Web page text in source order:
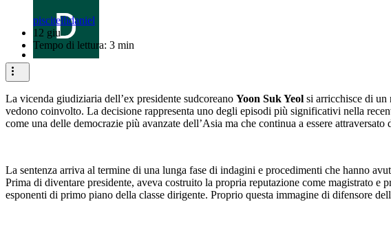
piscitellidaniel
12 giu
Tempo di lettura: 3 min
La vicenda giudiziaria dell’ex presidente sudcoreano Yoon Suk Yeol si arricchisce di un
vedono coinvolto. La decisione rappresenta uno degli episodi più significativi nella
come una delle democrazie più avanzate dell’Asia ma che continua a essere
La sentenza arriva al termine di una lunga fase di indagini e procedimenti che hanno
Prima di diventare presidente, aveva costruito la propria reputazione come magistrato
esponenti di primo piano della classe dirigente. Proprio questa immagine di difensore